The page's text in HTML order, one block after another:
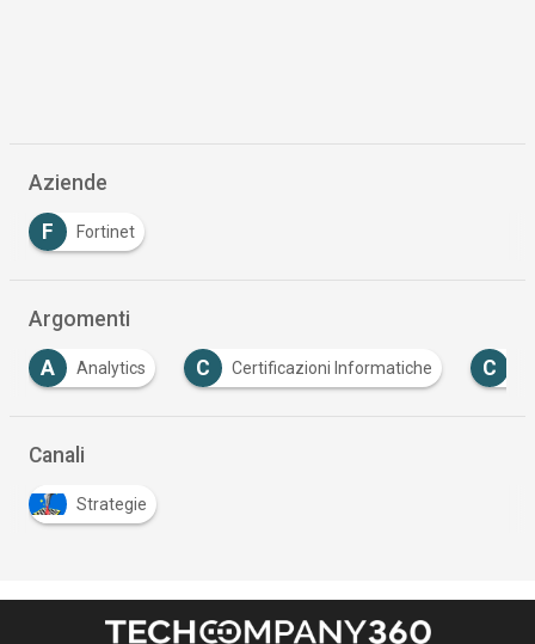
Aziende
F Fortinet
Argomenti
C Certificazioni Informatiche C Certificazioni IT
Canali
Strategie